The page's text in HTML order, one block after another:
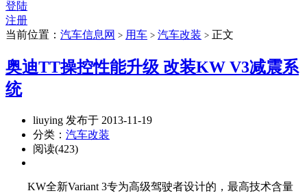
登陆
注册
当前位置： 汽车信息网 > 用车 > 汽车改装 > 正文
奥迪TT操控性能升级 改装KW V3减震系
统
liuying 发布于 2013-11-19
分类： 汽车改装
阅读(423)
KW全新Variant 3专为高级驾驶者设计的，最高技术含量